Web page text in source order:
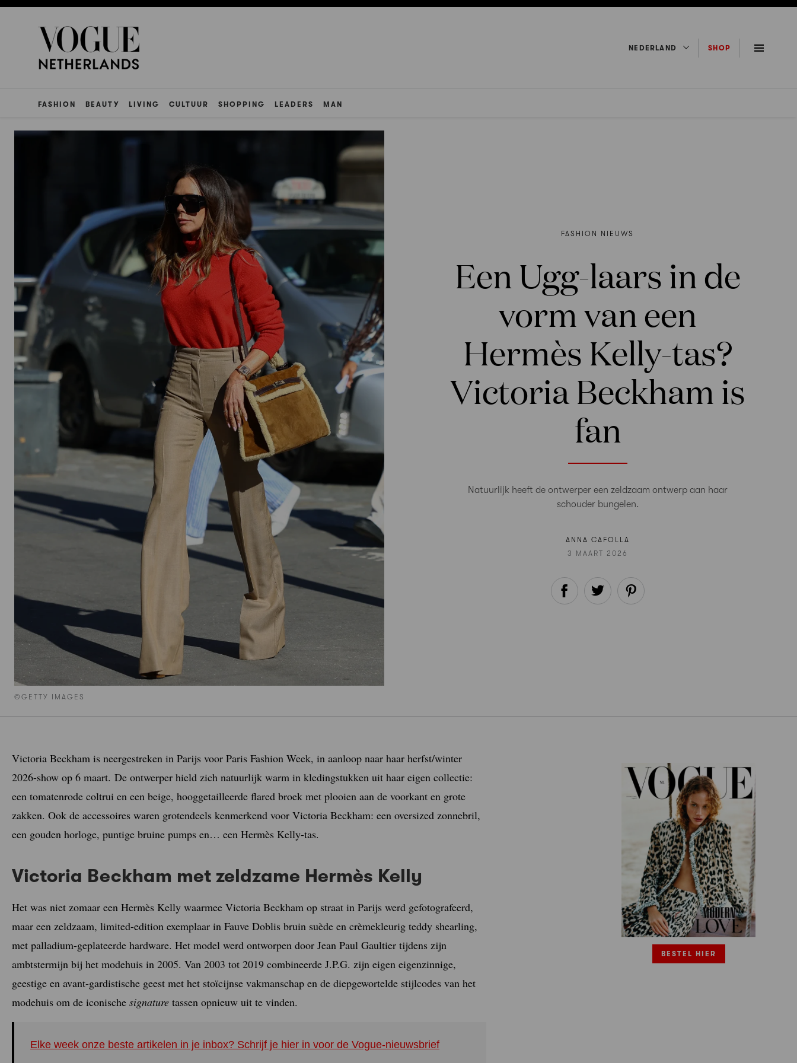
NEDERLAND SHOP
FASHION BEAUTY LIVING CULTUUR SHOPPING LEADERS MAN
©GETTY IMAGES
FASHION NIEUWS
Een Ugg-laars in de
vorm van een
Hermès Kelly-tas?
Victoria Beckham is
fan
Natuurlijk heeft de ontwerper een zeldzaam ontwerp aan haar
schouder bungelen.
ANNA CAFOLLA
3 MAART 2026
Victoria Beckham is neergestreken in Parijs voor Paris Fashion Week, in aanloop naar haar herfst/winter
2026-show op 6 maart. De ontwerper hield zich natuurlijk warm in kledingstukken uit haar eigen collectie:
een tomatenrode coltrui en een beige, hooggetailleerde flared broek met plooien aan de voorkant en grote
zakken. Ook de accessoires waren grotendeels kenmerkend voor Victoria Beckham: een oversized zonnebril,
een gouden horloge, puntige bruine pumps en… een Hermès Kelly-tas.
Victoria Beckham met zeldzame Hermès Kelly
Het was niet zomaar een Hermès Kelly waarmee Victoria Beckham op straat in Parijs werd gefotografeerd,
maar een zeldzaam, limited-edition exemplaar in Fauve Doblis bruin suède en crèmekleurig teddy shearling,
met palladium-geplateerde hardware. Het model werd ontworpen door Jean Paul Gaultier tijdens zijn
ambtstermijn bij het modehuis in 2005. Van 2003 tot 2019 combineerde J.P.G. zijn eigen eigenzinnige,
geestige en avant-gardistische geest met het stoïcijnse vakmanschap en de diepgewortelde stijlcodes van het
modehuis om de iconische signature tassen opnieuw uit te vinden.
Elke week onze beste artikelen in je inbox? Schrijf je hier in voor de Vogue-nieuwsbrief
BESTEL HIER